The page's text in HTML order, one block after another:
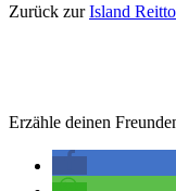
Zurück zurIsland
Erzähle deinen